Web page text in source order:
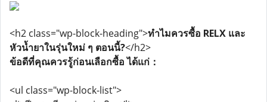
<h2 class="wp-block-heading">ทำไมควรซื้อ RELX และ
หัวน้ำยาในรุ่นใหม่ ๆ ตอนนี้?</h2>
ข้อดีที่คุณควรรู้ก่อนเลือกซื้อ ได้แก่：
<ul class="wp-block-list">